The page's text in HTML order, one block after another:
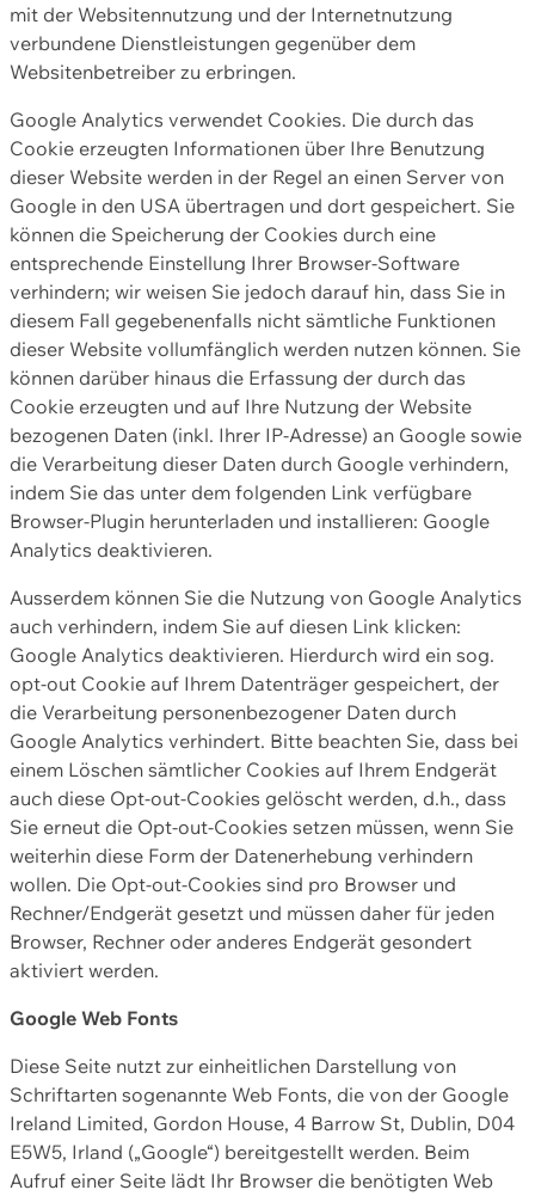
mit der Websitennutzung und der Internetnutzung
verbundene Dienstleistungen gegenüber dem
Websitenbetreiber zu erbringen.
Google Analytics verwendet Cookies. Die durch das
Cookie erzeugten Informationen über Ihre Benutzung
dieser Website werden in der Regel an einen Server von
Google in den USA übertragen und dort gespeichert. Sie
können die Speicherung der Cookies durch eine
entsprechende Einstellung Ihrer Browser-Software
verhindern; wir weisen Sie jedoch darauf hin, dass Sie in
diesem Fall gegebenenfalls nicht sämtliche Funktionen
dieser Website vollumfänglich werden nutzen können. Sie
können darüber hinaus die Erfassung der durch das
Cookie erzeugten und auf Ihre Nutzung der Website
bezogenen Daten (inkl. Ihrer IP-Adresse) an Google sowie
die Verarbeitung dieser Daten durch Google verhindern,
indem Sie das unter dem folgenden Link verfügbare
Browser-Plugin herunterladen und installieren: Google
Analytics deaktivieren.
Ausserdem können Sie die Nutzung von Google Analytics
auch verhindern, indem Sie auf diesen Link klicken:
Google Analytics deaktivieren. Hierdurch wird ein sog.
opt-out Cookie auf Ihrem Datenträger gespeichert, der
die Verarbeitung personenbezogener Daten durch
Google Analytics verhindert. Bitte beachten Sie, dass bei
einem Löschen sämtlicher Cookies auf Ihrem Endgerät
auch diese Opt-out-Cookies gelöscht werden, d.h., dass
Sie erneut die Opt-out-Cookies setzen müssen, wenn Sie
weiterhin diese Form der Datenerhebung verhindern
wollen. Die Opt-out-Cookies sind pro Browser und
Rechner/Endgerät gesetzt und müssen daher für jeden
Browser, Rechner oder anderes Endgerät gesondert
aktiviert werden.
Google Web Fonts
Diese Seite nutzt zur einheitlichen Darstellung von
Schriftarten sogenannte Web Fonts, die von der Google
Ireland Limited, Gordon House, 4 Barrow St, Dublin, D04
E5W5, Irland („Google“) bereitgestellt werden. Beim
Aufruf einer Seite lädt Ihr Browser die benötigten Web